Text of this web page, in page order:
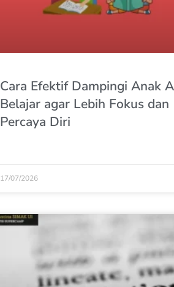
Cara Efektif Dampingi Anak
Belajar agar Lebih Fokus dan
Percaya Diri
17/07/2026